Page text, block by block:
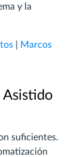
y la
Marcos
suficientes.